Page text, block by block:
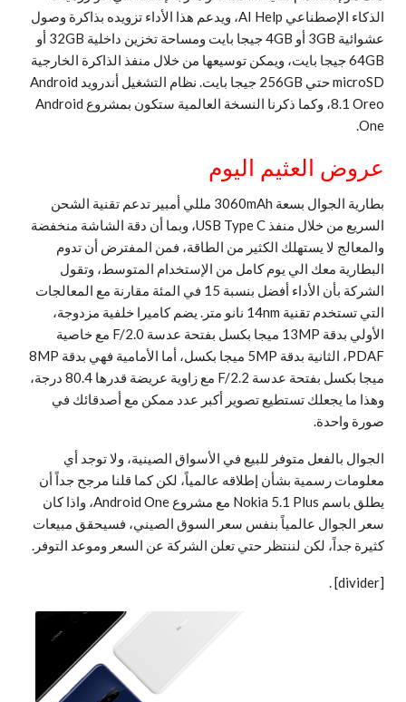
الذكاء الإصطناعي AI Help، ويدعم هذا الأداء تزويده بذاكرة وصول
عشوائية 3GB أو 4GB جيجا بايت ومساحة تخزين داخلية 32GB أو
64GB جيجا بايت، ويمكن توسيعها من خلال منفذ الذاكرة الخارجية
microSD حتي 256GB جيجا بايت. نظام التشغيل أندرويد Android
8.1 Oreo، وكما ذكرنا النسخة العالمية ستكون بمشروع Android
One.
عروض العثيم اليوم
بطارية الجوال بسعة 3060mAh مللي أمبير تدعم تقنية الشحن
السريع من خلال منفذ USB Type C، وبما أن دقة الشاشة منخفضة
والمعالج لا يستهلك الكثير من الطاقة، فمن المفترض أن تدوم
البطارية معك الي يوم كامل من الإستخدام المتوسط، وتقول
الشركة بأن الأداء أفضل بنسبة 15 في المئة مقارنة مع المعالجات
التي تستخدم تقنية 14nm نانو متر. يضم كاميرا خلفية مزدوجة،
الأولي بدقة 13MP ميجا بكسل بفتحة عدسة F/2.0 مع خاصية
PDAF، الثانية بدقة 5MP ميجا بكسل، أما الأمامية فهي بدقة 8MP
ميجا بكسل بفتحة عدسة F/2.2 مع زاوية عريضة قدرها 80.4 درجة،
وهذا ما يجعلك تستطيع تصوير أكبر عدد ممكن مع أصدقائك في
صورة واحدة.
الجوال بالفعل متوفر للبيع في الأسواق الصينية، ولا توجد أي
معلومات رسمية بشأن إطلاقه عالمياً، لكن كما قلنا مرجح جداً أن
يطلق باسم Nokia 5.1 Plus مع مشروع Android One، واذا كان
سعر الجوال عالمياً بنفس سعر السوق الصيني، فسيحقق مبيعات
كثيرة جداً، لكن لننتظر حتي تعلن الشركة عن السعر وموعد التوفر.
[divider]
.